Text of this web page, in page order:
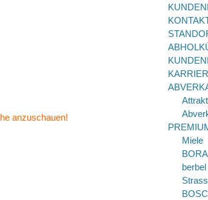
anzuschauen!
Miele
BORA
berbel